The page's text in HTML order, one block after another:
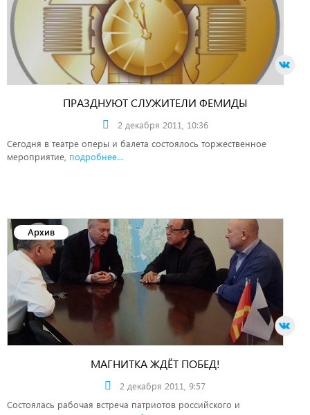
ПРАЗДНУЮТ СЛУЖИТЕЛИ ФЕМИДЫ
2 декабря 2011, 10:36
Сегодня в театре оперы и балета состоялось торжественное
мероприятие, подробнее...
Архив
МАГНИТКА ЖДЁТ ПОБЕД!
2 декабря 2011, 9:57
Состоялась рабочая встреча патриотов российского и